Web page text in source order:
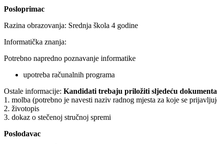
Posloprimac
Razina obrazovanja: Srednja škola 4 godine
Informatička znanja:
Potrebno napredno poznavanje informatike
upotreba računalnih programa
Ostale informacije: Kandidati trebaju priložiti sljedeću
1. molba (potrebno je navesti naziv radnog mjesta za koje se
2. životopis
3. dokaz o stečenoj stručnoj spremi
Poslodavac